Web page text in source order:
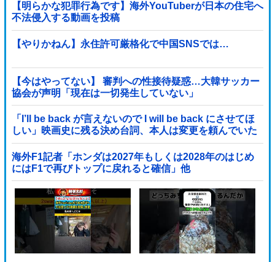
【明らかな犯罪行為です】海外YouTuberが日本の住宅へ
不法侵入する動画を投稿
【やりかねん】永住許可厳格化で中国SNSでは…
【今はやってない】 審判への性接待疑惑…大韓サッカー
協会が声明「現在は一切発生していない」
「I’ll be back が言えないので I will be back にさせてほ
しい」映画史に残る決め台詞、本人は変更を頼んでいた
海外F1記者「ホンダは2027年もしくは2028年のはじめ
にはF1で再びトップに戻れると確信」他